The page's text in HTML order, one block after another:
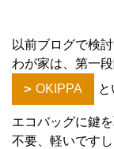
以前ブログで検
わが家は、第一
OKIPPA
エコバッグに鍵
不要、軽いです